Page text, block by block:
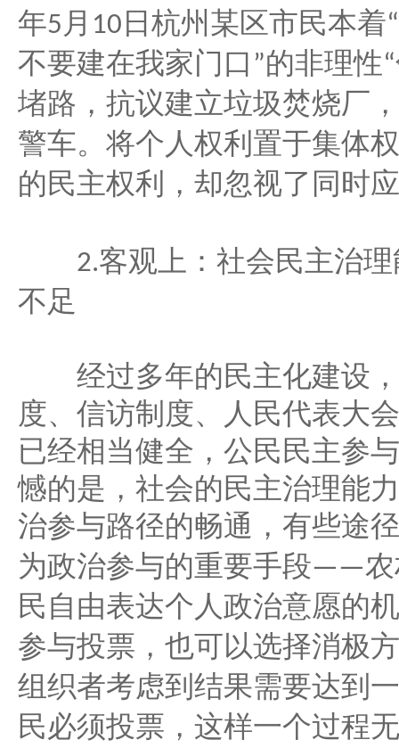
年5 月 10 日杭州某区市民本着“
不要建在我家门口 ”的非理性“
堵路，抗议建立垃圾焚烧厂
警车。将个人权利置于集体
的民主权利，却忽视了同时
2.客观上：社会民主治
不足
经过多年的民主化建设，
度、信访制度、人民代表大
已经相当健全，公民民主参
憾的是，社会的民主治理能
治参与路径的畅通，有些途
为政治参与的重要手段——
民自由表达个人政治意愿的
参与投票，也可以选择消极
组织者考虑到结果需要达到
民必须投票，这样一个过程